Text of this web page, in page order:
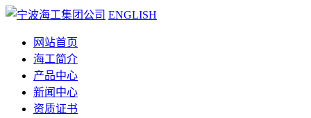
ENGLISH
网站首页
海工简介
产品中心
新闻中心
资质证书